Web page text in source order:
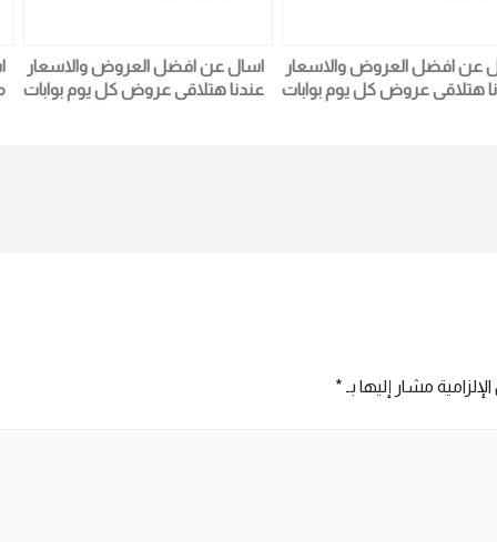
عن افضل العروض والاسعار
هتلاقى عروض كل يوم بوابات
اسال عن افضل العروض والاسعار
عندنا هتلاقى عروض كل يوم بوابات
مشار إليها بـ *